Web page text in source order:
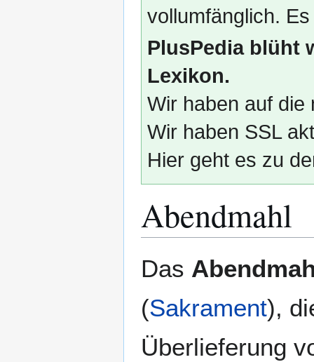
vollumfänglich.
PlusPedia blüht
Lexikon.
Wir haben auf die
Wir haben SSL
Hier geht es zu
Abendmahl
Navigation
Suche
Das
(Sakrament),
Überlieferung